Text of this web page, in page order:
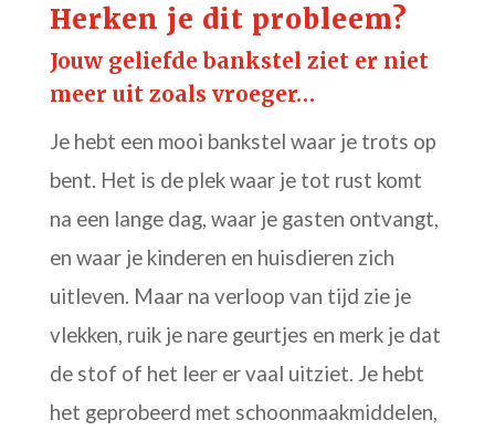
Herken je dit probleem?
Jouw geliefde bankstel ziet er niet
meer uit zoals vroeger…
Je hebt een mooi bankstel waar je trots op
bent. Het is de plek waar je tot rust komt
na een lange dag, waar je gasten ontvangt,
en waar je kinderen en huisdieren zich
uitleven. Maar na verloop van tijd zie je
vlekken, ruik je nare geurtjes en merk je dat
de stof of het leer er vaal uitziet. Je hebt
het geprobeerd met schoonmaakmiddelen,